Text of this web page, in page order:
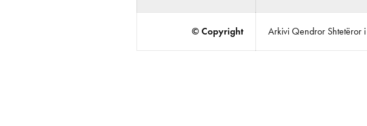
© Copyright Arkivi Qendror Shtetëror i